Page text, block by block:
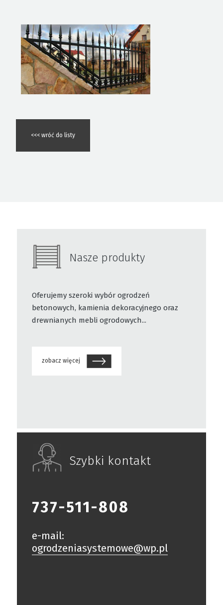
<<< wróć do listy
Nasze produkty
Oferujemy szeroki wybór ogrodzeń
betonowych, kamienia dekoracyjnego oraz
drewnianych mebli ogrodowych...
zobacz więcej
Szybki kontakt
737-511-808
e-mail:
ogrodzeniasystemowe@wp.pl